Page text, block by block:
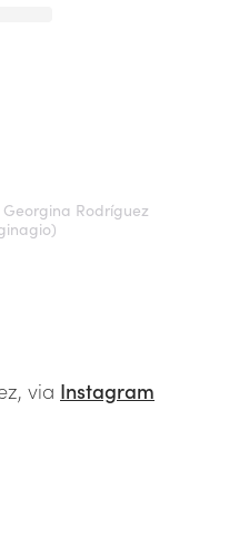
Rodríguez
via Instagram